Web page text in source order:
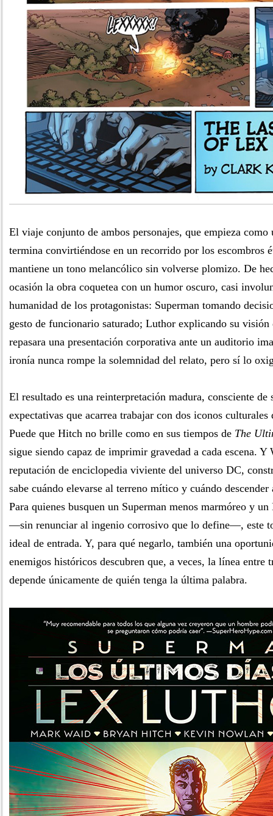
El viaje conjunto de ambos personajes, que empieza
termina convirtiéndose en un recorrido por los escombros
mantiene un tono melancólico sin volverse plomizo. De
ocasión la obra coquetea con un humor oscuro, casi
humanidad de los protagonistas: Superman tomando
gesto de funcionario saturado; Luthor explicando su
repasara una presentación corporativa ante un auditorio
ironía nunca rompe la solemnidad del relato, pero sí lo
El resultado es una reinterpretación madura, consciente de
expectativas que acarrea trabajar con dos iconos culturales
Puede que Hitch no brille como en sus tiempos de The
sigue siendo capaz de imprimir gravedad a cada escena. Y
reputación de enciclopedia viviente del universo DC,
sabe cuándo elevarse al terreno mítico y cuándo
Para quienes busquen un Superman menos marmóreo y
—sin renunciar al ingenio corrosivo que lo define—, este
ideal de entrada. Y, para qué negarlo, también una
enemigos históricos descubren que, a veces, la línea entre
depende únicamente de quién tenga la última palabra.